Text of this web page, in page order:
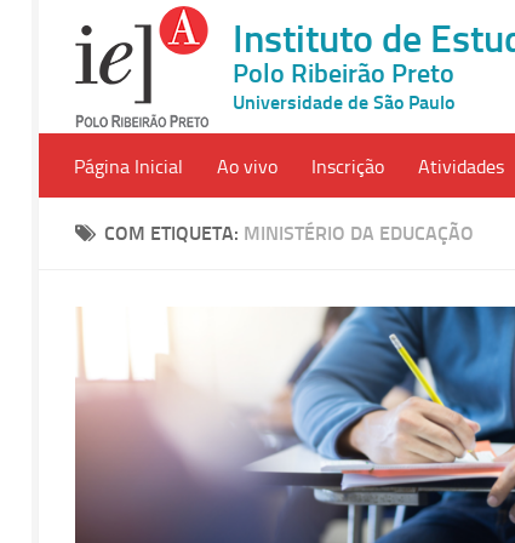
Instituto de
Polo Ribeirão Preto
Universidade de São Paulo
Página Inicial Ao vivo Inscrição Atividades
COM ETIQUETA: MINISTÉRIO DA EDUCAÇÃO